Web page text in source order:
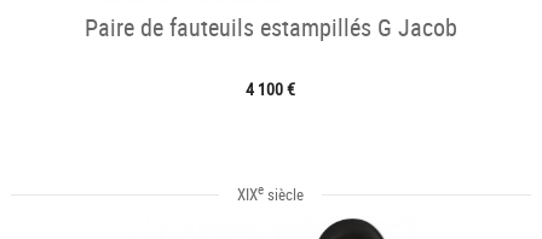
Paire de fauteuils estampillés G Jacob
4 100 €
XIXe siècle